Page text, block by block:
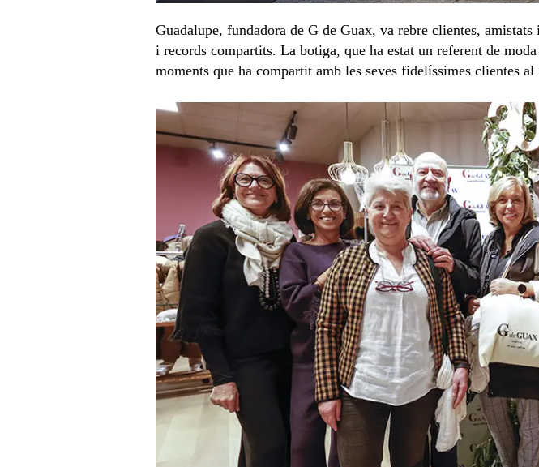
Guadalupe, fundadora de G de Guax, va rebre clientes,
i records compartits. La botiga, que ha estat un referent de
moments que ha compartit amb les seves fidelíssimes clientes